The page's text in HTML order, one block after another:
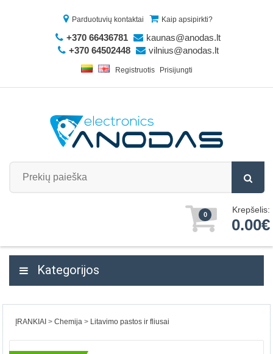
Parduotuvių kontaktai Kaip apsipirkti?
+370 66436781
kaunas@anodas.lt
+370 64502448
vilnius@anodas.lt
Registruotis Prisijungti
0 Krepšelis:
0.00€
Kategorijos
ĮRANKIAI Chemija Litavimo pastos ir fliusai